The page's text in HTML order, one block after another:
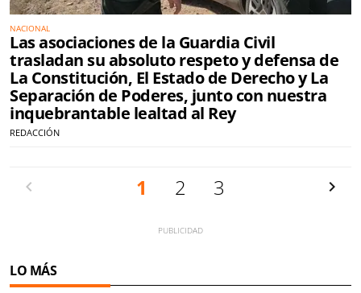
NACIONAL
Las asociaciones de la Guardia Civil
trasladan su absoluto respeto y defensa de
La Constitución, El Estado de Derecho y La
Separación de Poderes, junto con nuestra
inquebrantable lealtad al Rey
REDACCIÓN
1 2 3
LO MÁS